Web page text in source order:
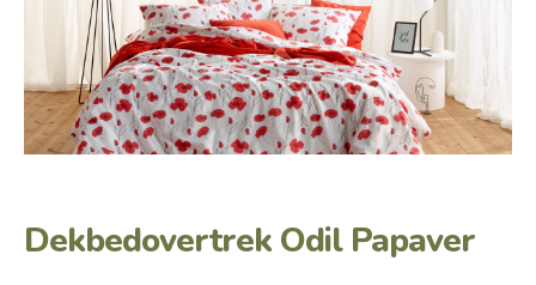
Dekbedovertrek Odil Papaver